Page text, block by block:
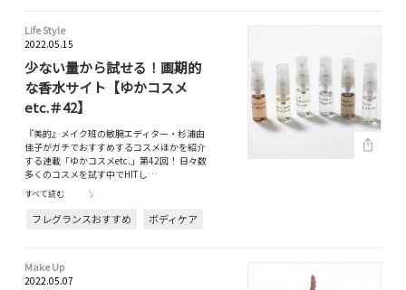
Life Style
2022.05.15
少ない量から試せる！画期的
な香水サイト【ゆかコスメ
etc.＃42】
『美的』メイク班の敏腕エディター・杉浦由
佳子がガチでおすすめするコスメほかを紹介
する連載「ゆかコスメetc.」第42回！ 日々数
多くのコスメを試す中でHITし…
すべて読む
フレグランスおすすめ ボディケア
Make Up
2022.05.07